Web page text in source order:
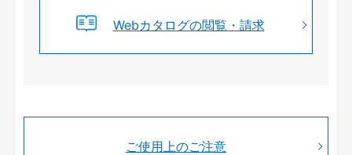
Webカタログの閲覧・請求
ご使用上のご注意